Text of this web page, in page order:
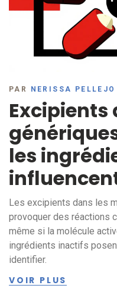
PAR NERISSA PELLEJO
Excipients
les
Les excipients dans les
provoquer des réactions
même si la molécule
ingrédients inactifs
identifier.
VOIR PLUS